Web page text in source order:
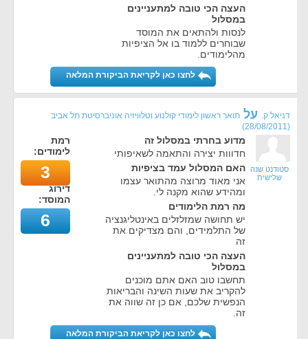
העצה הכי טובה למתעניינים
במסלול
לנסות ולהתאים את המוסד
שבוחרים ללמוד בו אל הציפיות
מהלימודים.
לחצו כאן לקריאת הביקורת המלאה
דניאל ק. על תואר ראשון לימודי קולנוע וטלוויזיה אוניברסיטת תל אביב
(
28/08/2011
)
סטודנט שנה
שלישית
מדוע בחרתי במסלול זה
חדווות יצירה והתאמה לשאיפותי
האם המסלול עמד בציפיות
אני מאוד מרוצה מהתואר עצמו
ומהידע שהוא מקנה לי.
מה רמת הלימודים
יש תחושה שמזלזלים באינטליגנציה
של התלמידים, והם מצדיקים את
זה
העצה הכי טובה למתעניינים
במסלול
תחשבו טוב האם אתם מוכנים
להקריב את שעות השינה והבריאות
הנפשית שלכם, אם כן זה שווה את
זה.
רמת
לימודים:
3
דירוג
המוסד:
6
לחצו כאן לקריאת הביקורת המלאה